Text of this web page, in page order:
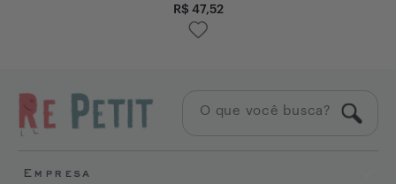
R$ 47,52
Empresa